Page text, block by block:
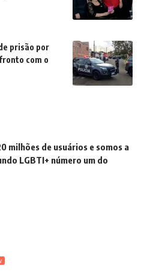
prisão por
com o
milhões de usuários e somos a
LGBTI+ número um do